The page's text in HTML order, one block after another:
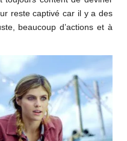
reste captivé car il y a des
beaucoup d’actions et à